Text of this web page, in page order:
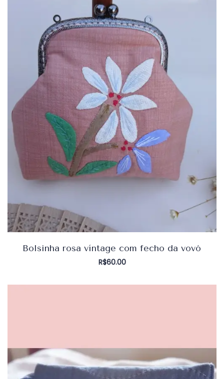
Bolsinha rosa víntage com fecho da vovó
R$60.00